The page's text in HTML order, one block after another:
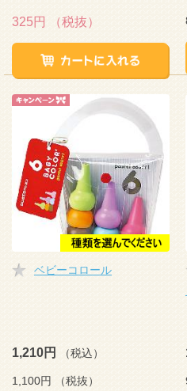
325円 （税抜）
ベビーコロール
1,210円 （税込）
1,100円 （税抜）